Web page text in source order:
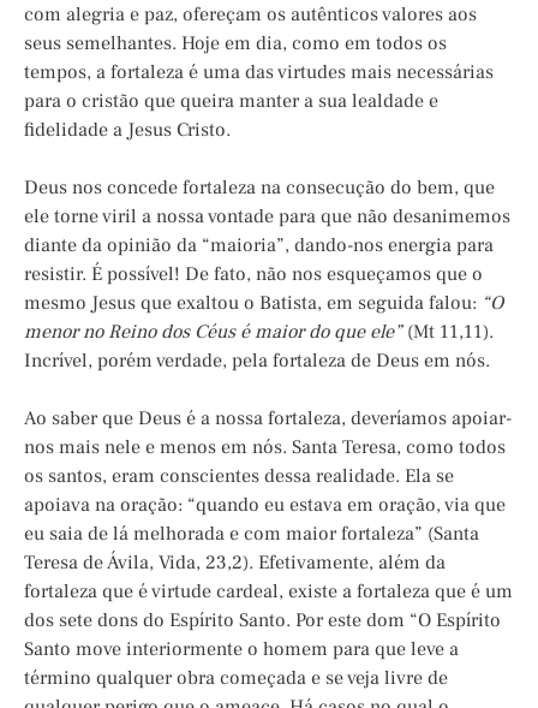
com alegria e paz, ofereçam os autênticos valores aos
seus semelhantes. Hoje em dia, como em todos os
tempos, a fortaleza é uma das virtudes mais necessárias
para o cristão que queira manter a sua lealdade e
fidelidade a Jesus Cristo.
Deus nos concede fortaleza na consecução do bem, que
ele torne viril a nossa vontade para que não desanimemos
diante da opinião da “maioria”, dando-nos energia para
resistir. É possível! De fato, não nos esqueçamos que o
mesmo Jesus que exaltou o Batista, em seguida falou: “O
menor no Reino dos Céus é maior do que ele” (Mt 11,11).
Incrível, porém verdade, pela fortaleza de Deus em nós.
Ao saber que Deus é a nossa fortaleza, deveríamos apoiar-
nos mais nele e menos em nós. Santa Teresa, como todos
os santos, eram conscientes dessa realidade. Ela se
apoiava na oração: “quando eu estava em oração, via que
eu saia de lá melhorada e com maior fortaleza” (Santa
Teresa de Ávila, Vida, 23,2). Efetivamente, além da
fortaleza que é virtude cardeal, existe a fortaleza que é um
dos sete dons do Espírito Santo. Por este dom “O Espírito
Santo move interiormente o homem para que leve a
término qualquer obra começada e se veja livre de